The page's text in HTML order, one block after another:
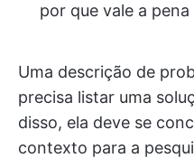
por que vale a
Uma descrição de
precisa listar uma
disso, ela deve se
contexto para a